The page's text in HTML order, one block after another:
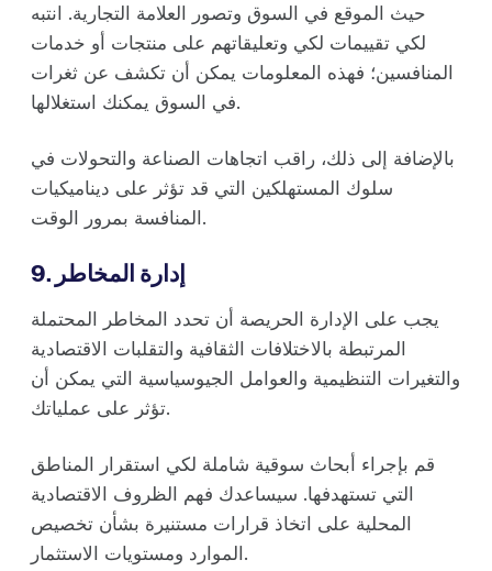
حيث الموقع في السوق وتصور العلامة التجارية. انتبه
لكي تقييمات لكي وتعليقاتهم على منتجات أو خدمات
المنافسين؛ فهذه المعلومات يمكن أن تكشف عن ثغرات
في السوق يمكنك استغلالها.
بالإضافة إلى ذلك، راقب اتجاهات الصناعة والتحولات في
سلوك المستهلكين التي قد تؤثر على ديناميكيات
المنافسة بمرور الوقت.
9. إدارة المخاطر
يجب على الإدارة الحريصة أن تحدد المخاطر المحتملة
المرتبطة بالاختلافات الثقافية والتقلبات الاقتصادية
والتغيرات التنظيمية والعوامل الجيوسياسية التي يمكن أن
تؤثر على عملياتك.
قم بإجراء أبحاث سوقية شاملة لكي استقرار المناطق
التي تستهدفها. سيساعدك فهم الظروف الاقتصادية
المحلية على اتخاذ قرارات مستنيرة بشأن تخصيص
الموارد ومستويات الاستثمار.